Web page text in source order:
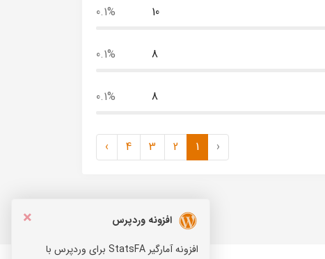
10
0.1%
8
0.1%
8
0.1%
‹
1
2
3
4
›
×
افزونه وردپرس
افزونه آمارگیر StatsFA برای وردپرس با